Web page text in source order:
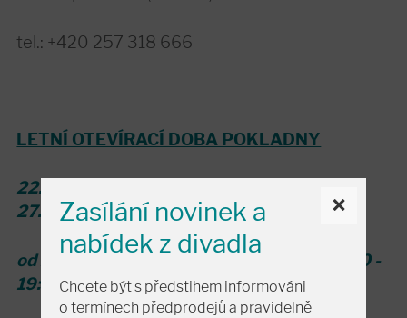
tel.: +420 257 318 666
LETNÍ OTEVÍRACÍ DOBA POKLADNY
22. - 26. června
27. června - 23. srpnaZAVŘENO
od 24. 8. běžná (NOVÁ) otevírací doba 14:00 -
19:00
×
Zasílání novinek a
nabídek z divadla
Chcete být s předstihem informováni
o termínech předprodejů a pravidelně